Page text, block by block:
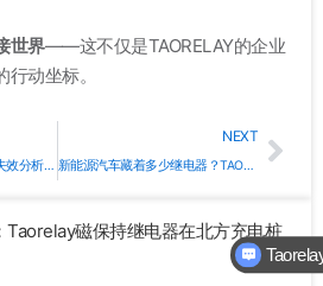
世界——这不仅是TAORELAY的企业
动坐标。
电磁兼容性、负载测试、失效分析——TAORELAY技术专区三大核心内容一次讲透
NEXT
新能源汽车藏着多少继电器？TAORELAY汽车继电器全解析
磁保持继电器在北方充电桩
关